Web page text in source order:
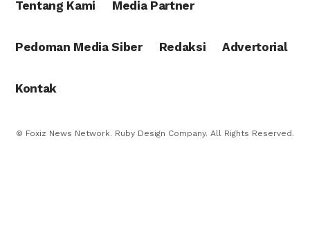
Tentang Kami Media Partner
Pedoman Media Siber Redaksi Advertorial
Kontak
© Foxiz News Network. Ruby Design Company. All Rights Reserved.